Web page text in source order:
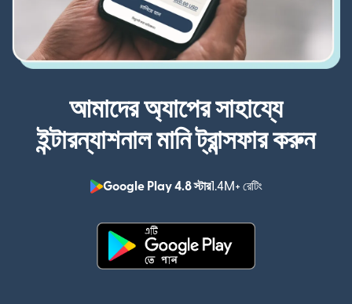
আমাদের অ্যাপের সাহায্যে
ইন্টারন্যাশনাল মানি ট্রান্সফার করুন
Google Play 4.8 স্টার1.4M+ রেটিং